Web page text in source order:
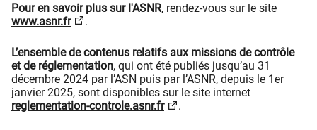
Pour en savoir plus sur l'ASNR, rendez-vous sur le site
www.asnr.fr
.
L’ensemble de contenus relatifs aux missions de contrôle
et de réglementation, qui ont été publiés jusqu’au 31
décembre 2024 par l’ASN puis par l’ASNR, depuis le 1er
janvier 2025, sont disponibles sur le site internet
reglementation-controle.asnr.fr
.